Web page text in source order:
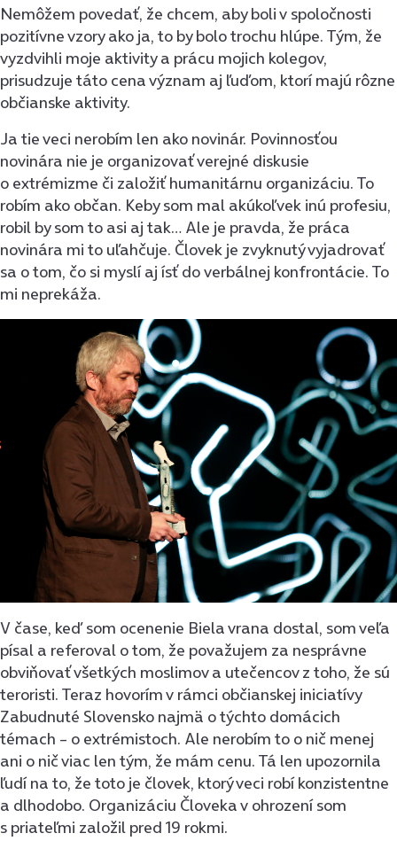
Nemôžem povedať, že chcem, aby boli v spoločnosti
pozitívne vzory ako ja, to by bolo trochu hlúpe. Tým, že
vyzdvihli moje aktivity a prácu mojich kolegov,
prisudzuje táto cena význam aj ľuďom, ktorí majú rôzne
občianske aktivity.
Ja tie veci nerobím len ako novinár. Povinnosťou
novinára nie je organizovať verejné diskusie
o extrémizme či založiť humanitárnu organizáciu. To
robím ako občan. Keby som mal akúkoľvek inú profesiu,
robil by som to asi aj tak… Ale je pravda, že práca
novinára mi to uľahčuje. Človek je zvyknutý vyjadrovať
sa o tom, čo si myslí aj ísť do verbálnej konfrontácie. To
mi neprekáža.
V čase, keď som ocenenie Biela vrana dostal, som veľa
písal a referoval o tom, že považujem za nesprávne
obviňovať všetkých moslimov a utečencov z toho, že sú
teroristi. Teraz hovorím v rámci občianskej iniciatívy
Zabudnuté Slovensko najmä o týchto domácich
témach – o extrémistoch. Ale nerobím to o nič menej
ani o nič viac len tým, že mám cenu. Tá len upozornila
ľudí na to, že toto je človek, ktorý veci robí konzistentne
a dlhodobo. Organizáciu Človeka v ohrození som
s priateľmi založil pred 19 rokmi.